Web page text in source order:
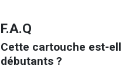
F.A.Q
Cette cartouche est-
débutants ?